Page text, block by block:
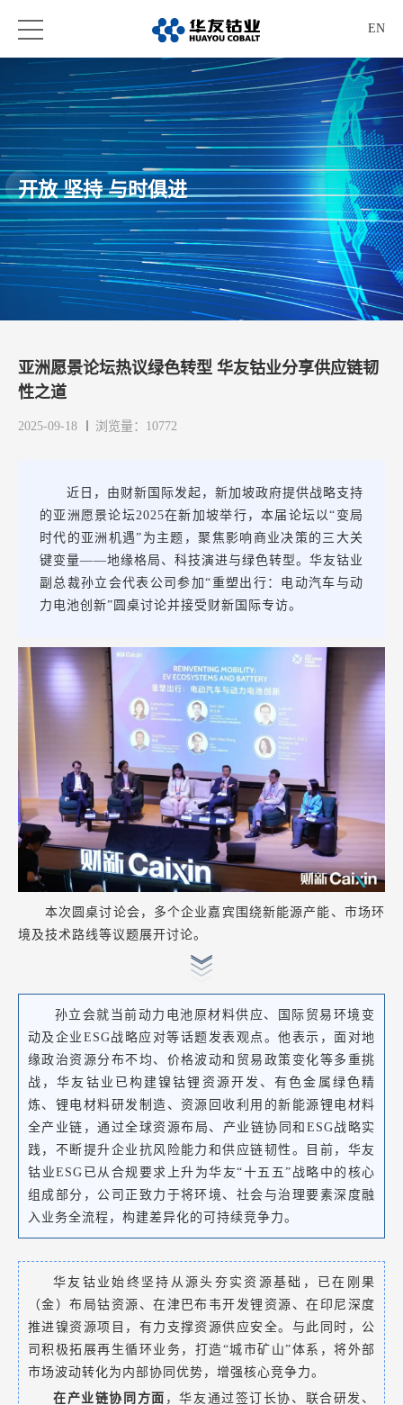
EN
开放 坚持 与时俱进
亚洲愿景论坛热议绿色转型 华友钴业分享供应链韧
性之道
2025-09-18 浏览量：10772
近日，由财新国际发起，新加坡政府提供战略支持
的亚洲愿景论坛2025在新加坡举行，本届论坛以“变局
时代的亚洲机遇”为主题，聚焦影响商业决策的三大关
键变量——地缘格局、科技演进与绿色转型。华友钴业
副总裁孙立会代表公司参加“重塑出行：电动汽车与动
力电池创新”圆桌讨论并接受财新国际专访。
本次圆桌讨论会，多个企业嘉宾围绕新能源产能、市场环
境及技术路线等议题展开讨论。
孙立会就当前动力电池原材料供应、国际贸易环境变
动及企业ESG战略应对等话题发表观点。他表示，面对地
缘政治资源分布不均、价格波动和贸易政策变化等多重挑
战，华友钴业已构建镍钴锂资源开发、有色金属绿色精
炼、锂电材料研发制造、资源回收利用的新能源锂电材料
全产业链，通过全球资源布局、产业链协同和ESG战略实
践，不断提升企业抗风险能力和供应链韧性。目前，华友
钴业ESG已从合规要求上升为华友“十五五”战略中的核心
组成部分，公司正致力于将环境、社会与治理要素深度融
入业务全流程，构建差异化的可持续竞争力。
华友钴业始终坚持从源头夯实资源基础，已在刚果
（金）布局钴资源、在津巴布韦开发锂资源、在印尼深度
推进镍资源项目，有力支撑资源供应安全。与此同时，公
司积极拓展再生循环业务，打造“城市矿山”体系，将外部
市场波动转化为内部协同优势，增强核心竞争力。
在产业链协同方面 ，华友通过签订长协、联合研发、